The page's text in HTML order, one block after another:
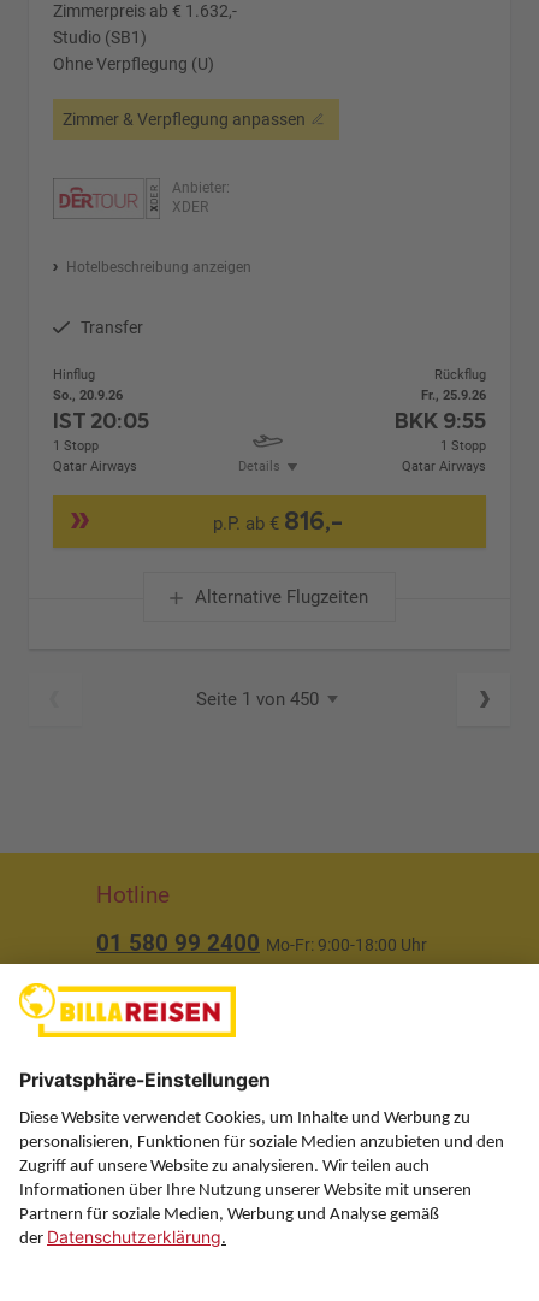
Zimmerpreis ab € 1.632,-
Studio (SB1)
Ohne Verpflegung (U)
Zimmer & Verpflegung anpassen
Anbieter:
XDER
Hotelbeschreibung anzeigen
Transfer
Hinflug
So., 20.9.26
IST 20:05
1 Stopp
Qatar Airways
Details
Rückflug
Fr., 25.9.26
BKK 9:55
1 Stopp
Qatar Airways
p.P. ab € 816,-
Alternative Flugzeiten
Seite 1 von 450
Hotline
01 580 99 2400 Mo-Fr: 9:00-18:00 Uhr
Über uns
Service
Information
Folgen Sie uns auf